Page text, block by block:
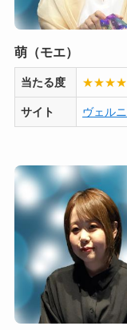
萌（モエ）
当たる度 ★★★★
サイト ヴェルニ